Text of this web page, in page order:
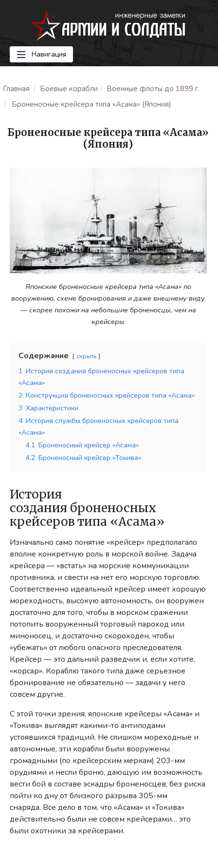
Навигация
Главная Боевые корабли
Военные флоты до 1899 г.
Броненосные крейсера типа «Асама» (Япония)
Броненосные крейсера типа «Асама»
(Япония)
Японские броненосные крейсера типа «Асама» по
вооружению, схеме бронирования и даже внешнему виду
— скорее похожи на небольшие броненосцы, чем на
крейсеры
Содержание скрыть
1 История создания броненосных крейсеров типа
«Асама»
2 Конструкция броненосных крейсеров типа «Асама»
3 Характеристики
4 История службы броненосных крейсеров типа
«Асама»
4.1 Броненосный крейсер «Асама»
4.2 Броненосный крейсер «Токива»
История
создания броненосных
крейсеров типа «Асама»
Изначально само понятие «крейсер» предполагало
вполне конкретную роль в морской войне. Задача
крейсера — «встать» на морские коммуникации
противника, и свести на нет его морскую торговлю.
Соответственно идеальный крейсер имеет хорошую
мореходность, высокую автономность, он вооружен
достаточно для того, чтобы в морском сражении
потопить вооруженный торговый пароход или
миноносец, и достаточно скороходен, чтобы
«убежать» от любого опасного преследователя.
Крейсер — это дальний разведчик и, если хотите,
«корсар». Кораблю такого типа даже серьезное
бронирование не обязательно — задачи у него
совсем другие.
С этой точки зрения, японские крейсеры «Асама» и
«Токива» выглядят какими-то антиподами
устоявшихся традиций. Не слишком мореходные и
автономные, эти корабли были вооружены
громадными (по крейсерским меркам) 203-мм
орудиями и несли броню, дающую им возможность
вести бой в составе эскадры броненосцев, без риска
пойти ко дну от близкого разрыва 305-мм
снаряда. Все дело в том, что «Асама» и «Токива»
действительно были не совсем крейсерами… это
были охотники за крейсерами.